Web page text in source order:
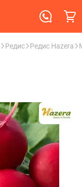
Редис Редис Hazera